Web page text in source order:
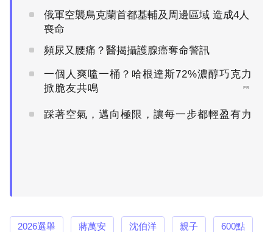
俄軍空襲烏克蘭首都基輔及周邊區域 造成4人
喪命
頻尿又腰痛？醫揭攝護腺癌奪命警訊
一個人爽嗑一桶？哈根達斯72%濃醇巧克力
掀脆友共鳴
PR
踩著空氣，邁向極限，讓每一步都輕盈有力
PR
2026選舉 蔣萬安 沈伯洋 親子 600點